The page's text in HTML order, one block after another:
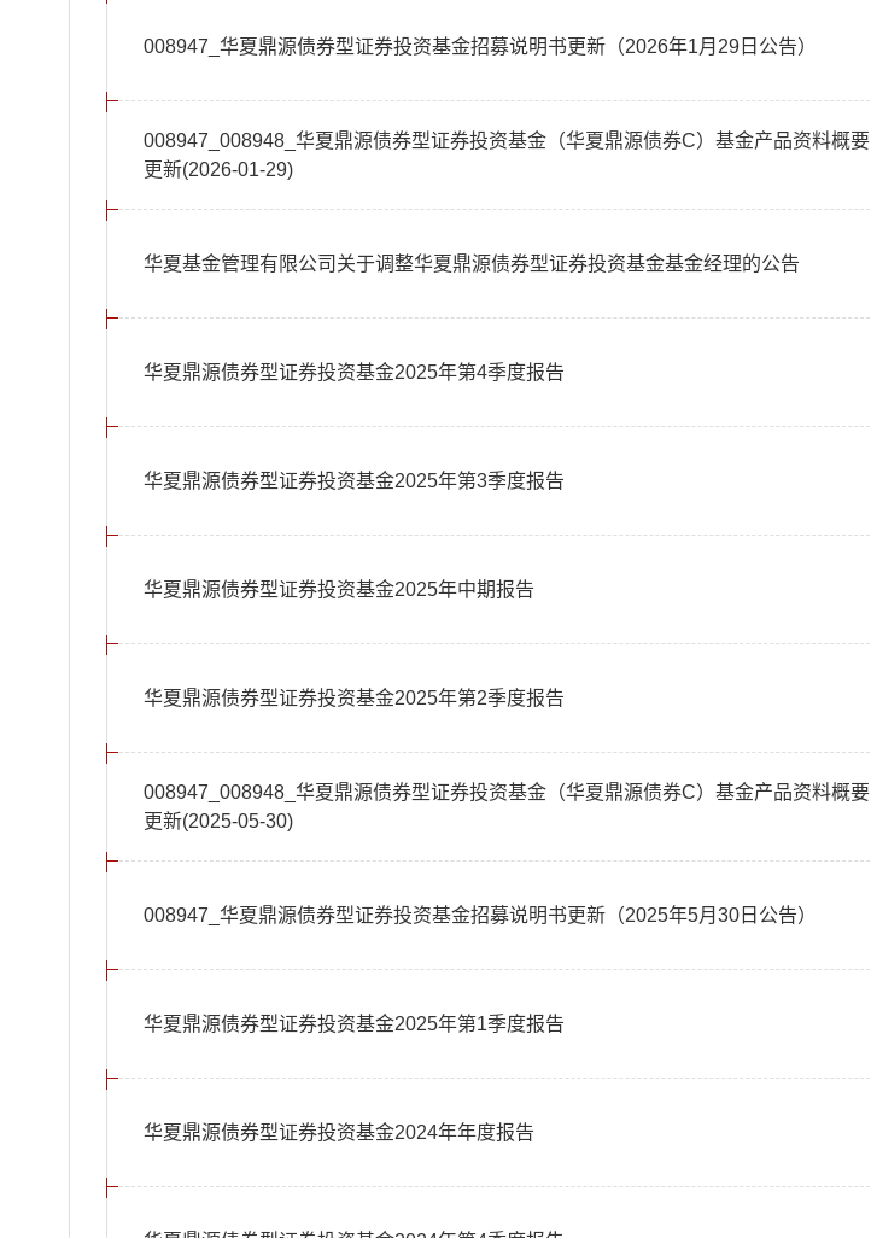
008947_华夏鼎源债券型证券投资基金招募说明书更新（2026年1月29日公告）
008947_008948_华夏鼎源债券型证券投资基金（华夏鼎源债券C）基金产品资料概要
更新(2026-01-29)
华夏基金管理有限公司关于调整华夏鼎源债券型证券投资基金基金经理的公告
华夏鼎源债券型证券投资基金2025年第4季度报告
华夏鼎源债券型证券投资基金2025年第3季度报告
华夏鼎源债券型证券投资基金2025年中期报告
华夏鼎源债券型证券投资基金2025年第2季度报告
008947_008948_华夏鼎源债券型证券投资基金（华夏鼎源债券C）基金产品资料概要
更新(2025-05-30)
008947_华夏鼎源债券型证券投资基金招募说明书更新（2025年5月30日公告）
华夏鼎源债券型证券投资基金2025年第1季度报告
华夏鼎源债券型证券投资基金2024年年度报告